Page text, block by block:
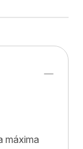
máxima